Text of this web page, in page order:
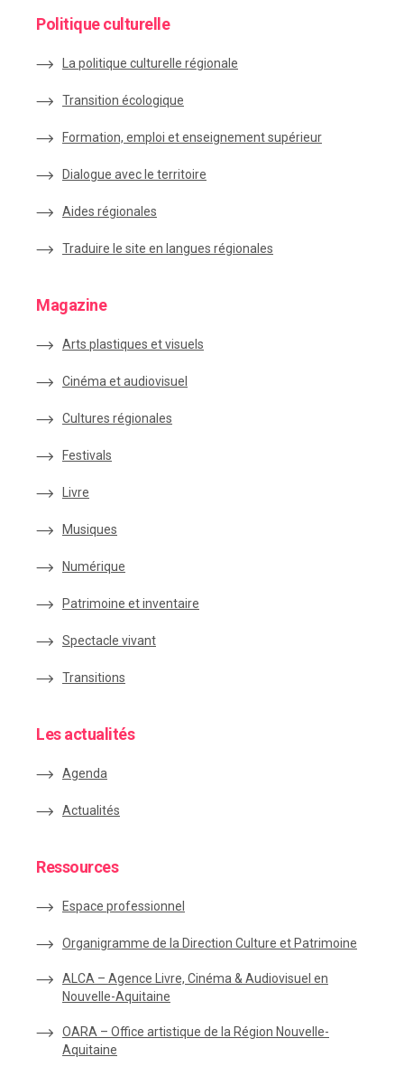
Politique culturelle
La politique culturelle régionale
Transition écologique
Formation, emploi et enseignement supérieur
Dialogue avec le territoire
Aides régionales
Traduire le site en langues régionales
Magazine
Arts plastiques et visuels
Cinéma et audiovisuel
Cultures régionales
Festivals
Livre
Musiques
Numérique
Patrimoine et inventaire
Spectacle vivant
Transitions
Les actualités
Agenda
Actualités
Ressources
Espace professionnel
Organigramme de la Direction Culture et Patrimoine
ALCA – Agence Livre, Cinéma & Audiovisuel en
Nouvelle-Aquitaine
OARA – Office artistique de la Région Nouvelle-
Aquitaine